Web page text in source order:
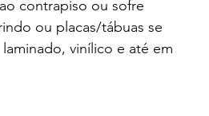
contrapiso ou sofre
ou placas/tábuas se
vinílico e até em